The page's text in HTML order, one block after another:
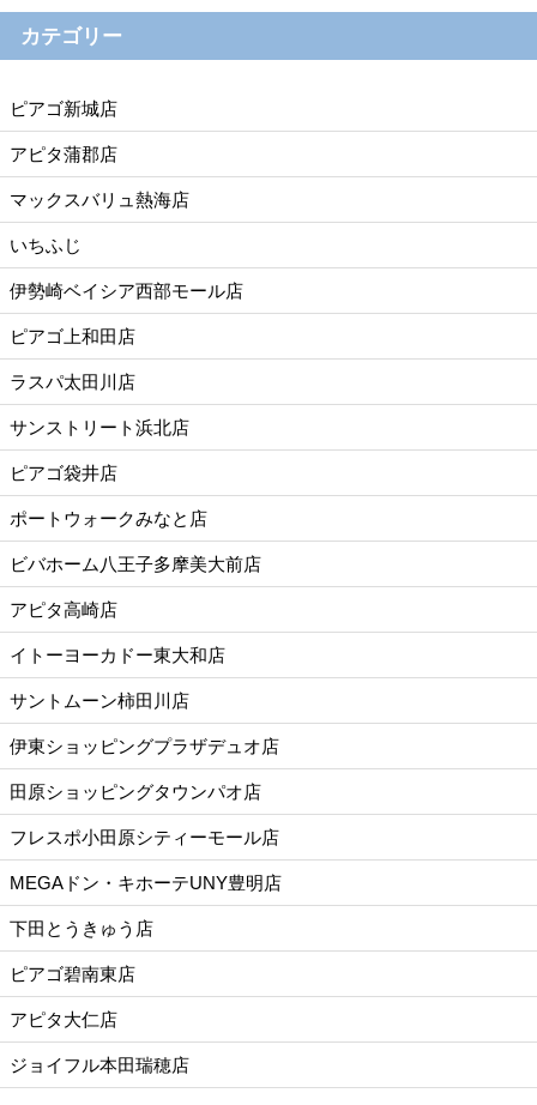
カテゴリー
ピアゴ新城店
アピタ蒲郡店
マックスバリュ熱海店
いちふじ
伊勢崎ベイシア西部モール店
ピアゴ上和田店
ラスパ太田川店
サンストリート浜北店
ピアゴ袋井店
ポートウォークみなと店
ビバホーム八王子多摩美大前店
アピタ高崎店
イトーヨーカドー東大和店
サントムーン柿田川店
伊東ショッピングプラザデュオ店
田原ショッピングタウンパオ店
フレスポ小田原シティーモール店
MEGAドン・キホーテUNY豊明店
下田とうきゅう店
ピアゴ碧南東店
アピタ大仁店
ジョイフル本田瑞穂店